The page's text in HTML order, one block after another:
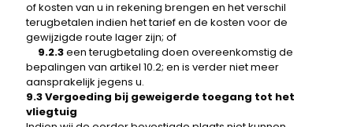
of kosten van u in rekening brengen en het verschil
terugbetalen indien het tarief en de kosten voor de
gewijzigde route lager zijn; of
9.2.3een terugbetaling doen overeenkomstig de
bepalingen van artikel 10.2; en is verder niet meer
aansprakelijk jegens u.
9.3 Vergoeding bij geweigerde toegang tot het
vliegtuig